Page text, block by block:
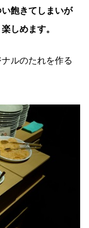
飽きてしまいが
しめます。
ルのたれを作る